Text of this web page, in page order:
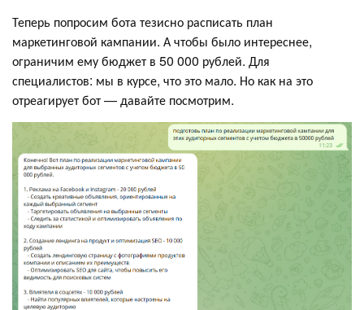
Теперь попросим бота тезисно расписать план
маркетинговой кампании. А чтобы было интереснее,
ограничим ему бюджет в 50 000 рублей. Для
специалистов: мы в курсе, что это мало. Но как на это
отреагирует бот — давайте посмотрим.